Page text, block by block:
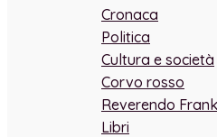
Cronaca
Politica
Cultura e società
Corvo rosso
Reverendo Frank
Libri